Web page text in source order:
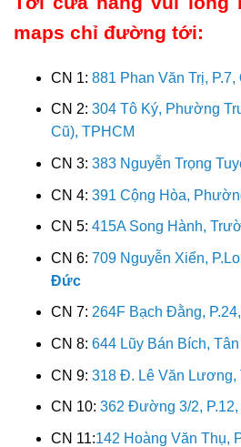
maps chỉ đường tới:
CN 1: 881 Phan Văn Trị, P.7,
CN 2: 304 Tô Ký, Phường
Cũ), TPHCM
CN 3: 383 Nguyễn Trọng
CN 4: 391 Cộng Hòa,
CN 5: 415A Song Hành,
CN 6: 709 Nguyễn Xiển,
Đức
CN 7: 264F Bạch Đằng, P.24,
CN 8: 644 Lũy Bán Bích,
CN 9: 318 Đ. Lê Văn Lương,
CN 10: 362 Đường 3/2, P.12,
CN 11:142 Hoàng Văn Thụ,